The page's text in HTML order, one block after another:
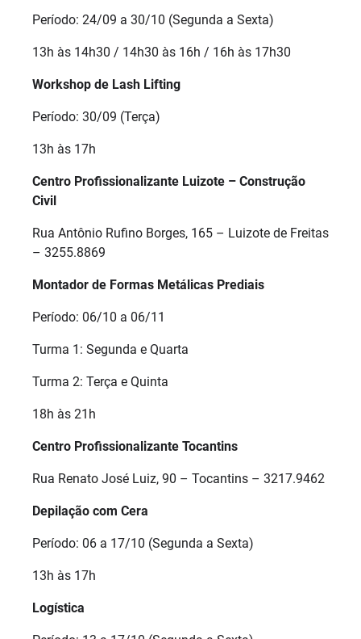
Período: 24/09 a 30/10 (Segunda a Sexta)
13h às 14h30 / 14h30 às 16h / 16h às 17h30
Workshop de Lash Lifting
Período: 30/09 (Terça)
13h às 17h
Centro Profissionalizante Luizote – Construção
Civil
Rua Antônio Rufino Borges, 165 – Luizote de Freitas
– 3255.8869
Montador de Formas Metálicas Prediais
Período: 06/10 a 06/11
Turma 1: Segunda e Quarta
Turma 2: Terça e Quinta
18h às 21h
Centro Profissionalizante Tocantins
Rua Renato José Luiz, 90 – Tocantins – 3217.9462
Depilação com Cera
Período: 06 a 17/10 (Segunda a Sexta)
13h às 17h
Logística